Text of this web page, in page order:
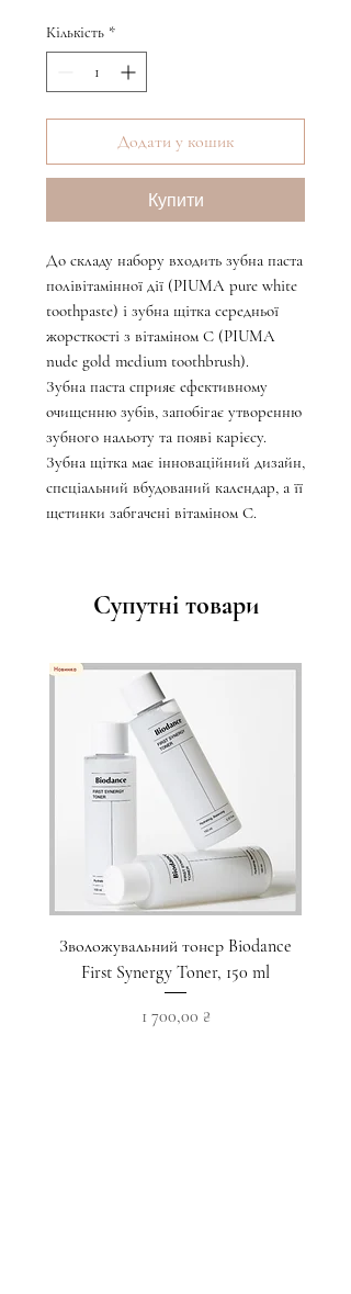
Кількість *
Додати у кошик
Купити
До складу набору входить зубна паста
полівітамінної дії (PIUMA pure white
toothpaste) і зубна щітка середньої
жорсткості з вітаміном С (PIUMA
nude gold medium toothbrush).
Зубна паста сприяє ефективному
очищенню зубів, запобігає утворенню
зубного нальоту та появі карієсу.
Зубна щітка має інноваційний дизайн,
спеціальний вбудований календар, а її
щетинки забгачені вітаміном С.
Супутні товари
Зволожувальний тонер Biodance
First Synergy Toner, 150 ml
Ціна
1 700,00 ₴